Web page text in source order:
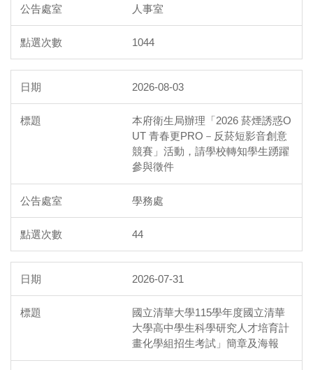
人事室
1044
2026-08-03
本府衛生局辦理「2026 菸煙誘惑O
UT 青春更PRO－反菸短影音創意
競賽」活動，請學校轉知學生踴躍
參與徵件
學務處
44
2026-07-31
國立清華大學115學年度國立清華
大學高中學生科學研究人才培育計
畫化學組招生考試」簡章及海報